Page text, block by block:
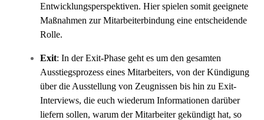
Entwicklungsperspektiven. Hier spielen somit geeignete
Maßnahmen zur Mitarbeiterbindung eine entscheidende
Rolle.
Exit: In der Exit-Phase geht es um den gesamten
Ausstiegsprozess eines Mitarbeiters, von der Kündigung
über die Ausstellung von Zeugnissen bis hin zu Exit-
Interviews, die euch wiederum Informationen darüber
liefern sollen, warum der Mitarbeiter gekündigt hat, so